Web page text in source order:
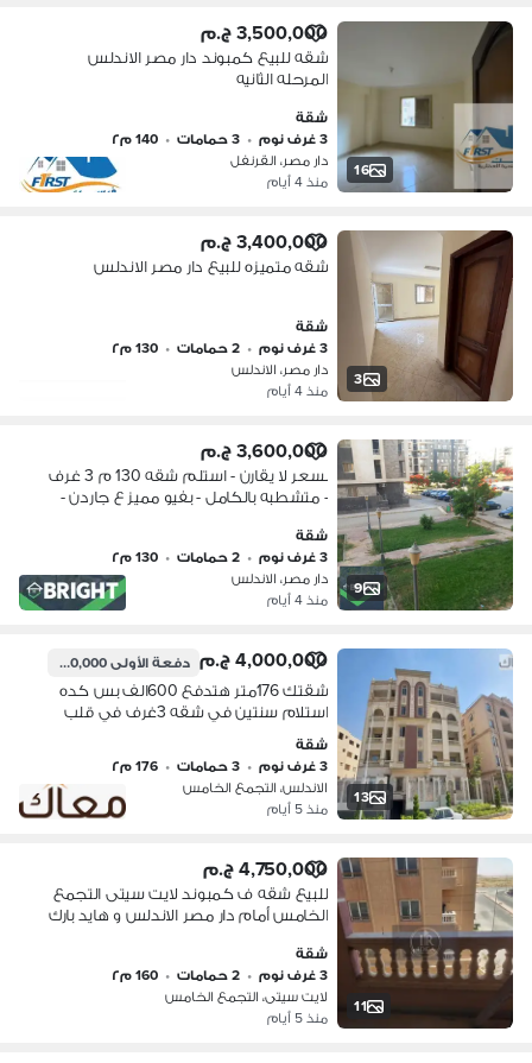
16
3,500,000 ج.م
شقه للبيع كمبوند دار مصر الاندلس
المرحله الثانيه
شقة
3 غرف نوم
• 3 حمامات • 140 م٢
دار مصر، القرنفل
منذ 4 أيام
3
3,400,000 ج.م
شقه متميزه للبيع دار مصر الاندلس
شقة
3 غرف نوم
• 2 حمامات • 130 م٢
دار مصر، الاندلس
منذ 4 أيام
9
3,600,000 ج.م
بسعر لا يقارن - استلم شقه 130 م 3 غرف
- متشطبه بالكامل - بفيو مميز ع جاردن -
شقة
3 غرف نوم
• 2 حمامات • 130 م٢
دار مصر، الاندلس
منذ 4 أيام
13
4,000,000 ج.م دفعة الأولى600,000 ج.م
شقتك 176متر هتدفع 600الف بس كده
استلام سنتين في شقه 3غرف في قلب
الاندلس امام دار مصر الاندلس تعالى
اقولك التفاصيل
شقة
3 غرف نوم
• 3 حمامات • 176 م٢
الاندلس، التجمع الخامس
منذ 5 أيام
11
4,750,000 ج.م
للبيع شقه ف كمبوند لايت سيتى التجمع
الخامس أمام دار مصر الاندلس و هايد بارك
شقة
3 غرف نوم
• 2 حمامات • 160 م٢
لايت سيتى، التجمع الخامس
منذ 5 أيام